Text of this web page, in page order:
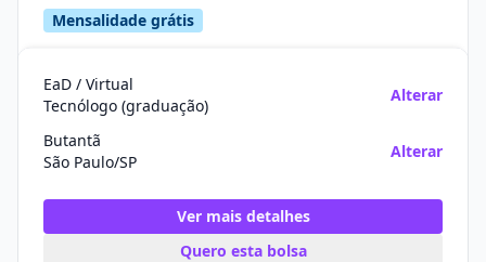
Mensalidade grátis
EaD / Virtual
Tecnólogo (graduação)
Alterar
Butantã
São Paulo/SP
Alterar
Ver mais detalhes
Quero esta bolsa